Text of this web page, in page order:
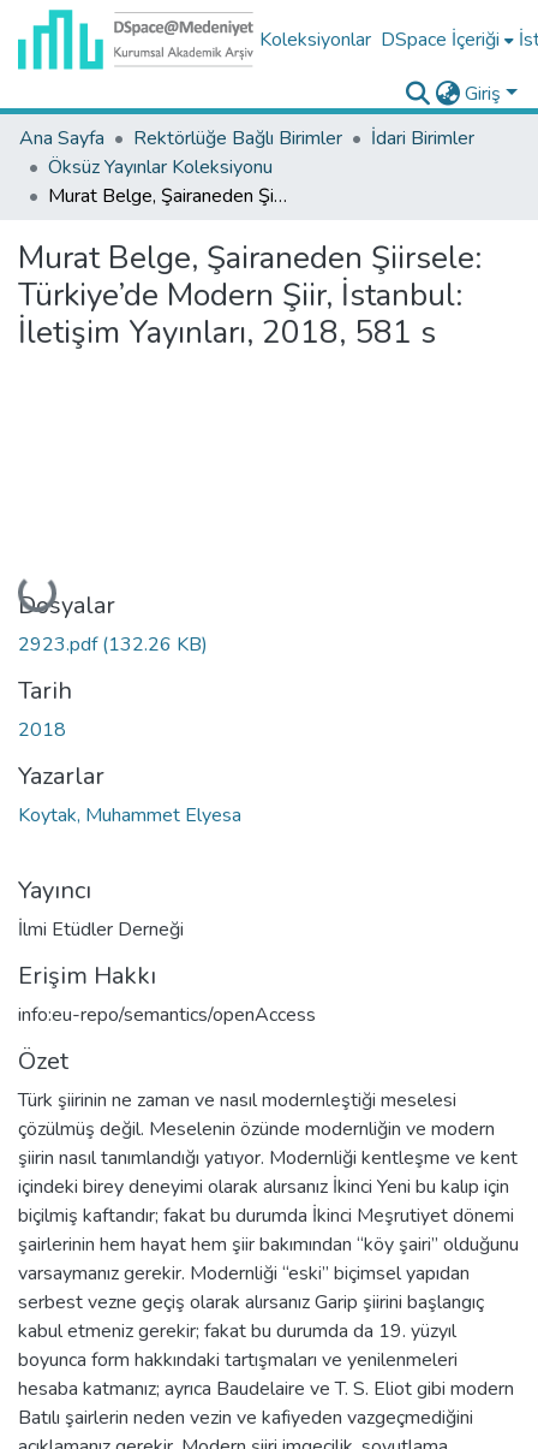
Koleksiyonlar DSpace İçeriği
Giriş
Ana Sayfa
Rektörlüğe Bağlı Birimler
İdari Birimler
Öksüz Yayınlar Koleksiyonu
Murat Belge, Şairaneden Şiirsele: Türkiye’de Modern Şiir, İstanbul: İletişim Yayınları, 2018, 581 s
Murat Belge, Şairaneden Şiirsele:
Türkiye’de Modern Şiir, İstanbul:
İletişim Yayınları, 2018, 581 s
Yükleniyor...
Dosyalar
2923.pdf(132.26 KB)
Tarih
2018
Yazarlar
Koytak, Muhammet Elyesa
Yayıncı
İlmi Etüdler Derneği
Erişim Hakkı
info:eu-repo/semantics/openAccess
Özet
Türk şiirinin ne zaman ve nasıl modernleştiği meselesi
çözülmüş değil. Meselenin özünde modernliğin ve modern
şiirin nasıl tanımlandığı yatıyor. Modernliği kentleşme ve kent
içindeki birey deneyimi olarak alırsanız İkinci Yeni bu kalıp için
biçilmiş kaftandır; fakat bu durumda İkinci Meşrutiyet dönemi
şairlerinin hem hayat hem şiir bakımından “köy şairi” olduğunu
varsaymanız gerekir. Modernliği “eski” biçimsel yapıdan
serbest vezne geçiş olarak alırsanız Garip şiirini başlangıç
kabul etmeniz gerekir; fakat bu durumda da 19. yüzyıl
boyunca form hakkındaki tartışmaları ve yenilenmeleri
hesaba katmanız; ayrıca Baudelaire ve T. S. Eliot gibi modern
Batılı şairlerin neden vezin ve kafiyeden vazgeçmediğini